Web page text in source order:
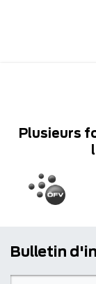
Plusieurs
Bulletin